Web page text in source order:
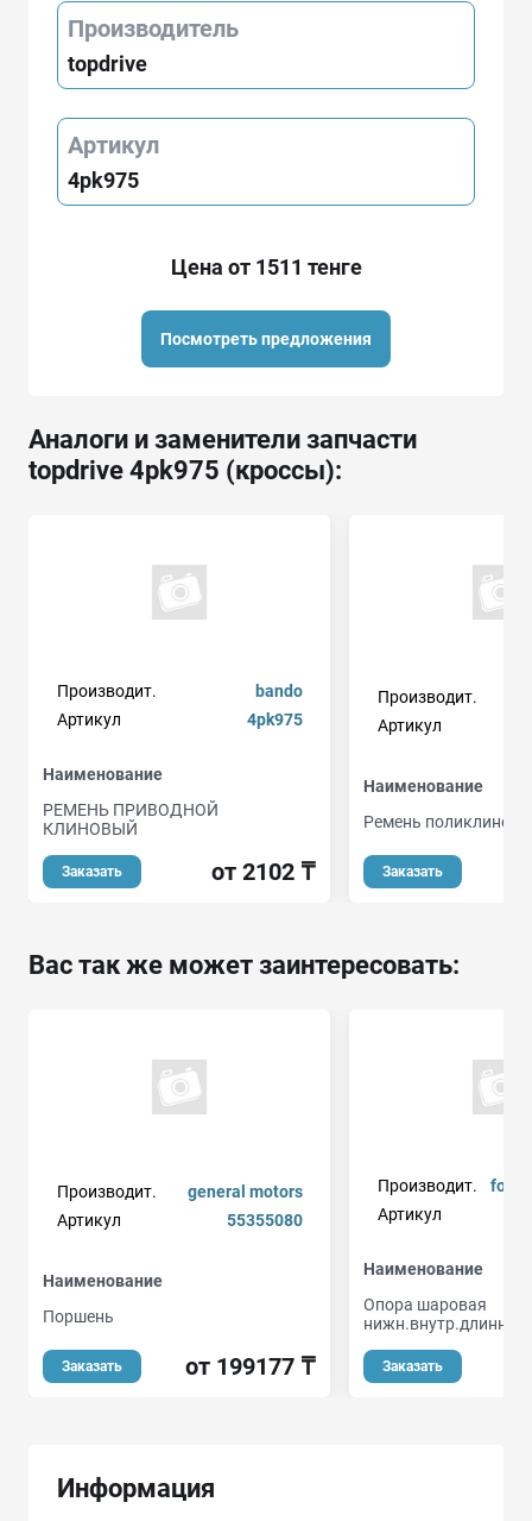
Производитель
topdrive
Артикул
4pk975
Цена от 1511 тенге
Посмотреть предложения
Аналоги и заменители запчасти
topdrive 4pk975 (кроссы):
Производит.
bando
Артикул
4pk975
Наименование
РЕМЕНЬ ПРИВОДНОЙ
КЛИНОВЫЙ
Заказать от 2102 ₸
Производит.
Артикул
Наименование
Ремень
Заказать
Вас так же может заинтересовать:
Производит.
general motors
Артикул
55355080
Наименование
Поршень
Заказать от 199177 ₸
Производит.
Артикул
Наименование
Опора шаровая
нижн.внутр.длинная
Заказать
Информация